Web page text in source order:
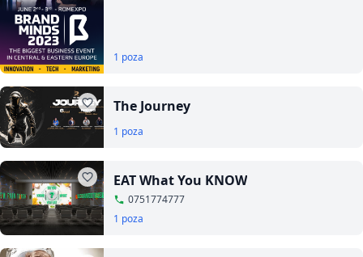
1 poza
The Journey
1 poza
EAT What You KNOW
0751774777
1 poza